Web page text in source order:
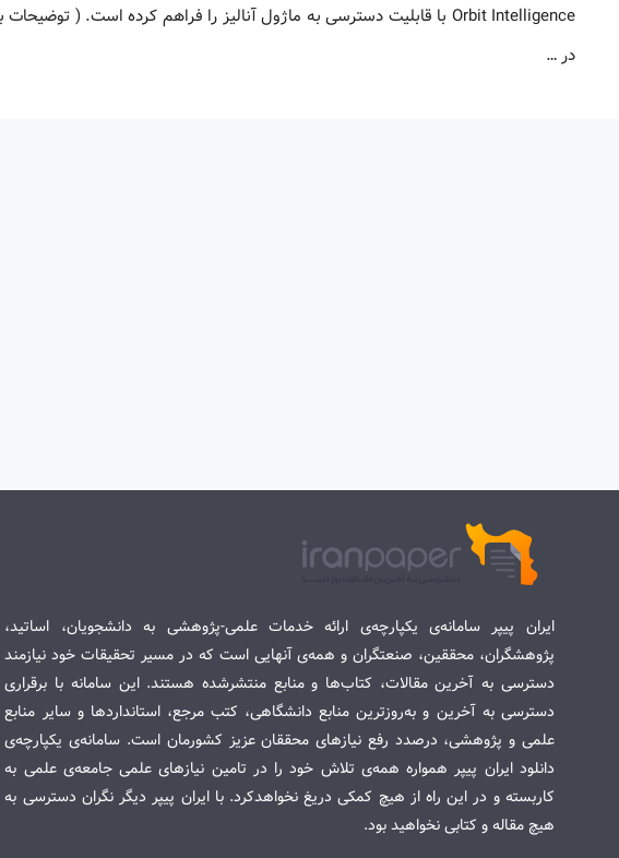
در …
ایران پیپر سامانه‌ی یکپارچه‌ی ارائه خدمات علمی-پژوهشی به دانشجویان، اساتید،
پژوهشگران، محققین، صنعتگران و همه‌ی آنهایی است که در مسیر تحقیقات خود نیازمند
دسترسی به آخرین مقالات، کتاب‌ها و منابع منتشرشده هستند. این سامانه با برقراری
دسترسی به آخرین و به‌روزترین منابع دانشگاهی، کتب مرجع، استانداردها و سایر منابع
علمی و پژوهشی، درصدد رفع نیازهای محققان عزیز کشورمان است. سامانه‌ی یکپارچه‌ی
دانلود ایران پیپر همواره همه‌ی تلاش خود را در تامین نیازهای علمی جامعه‌ی علمی به
کاربسته و در این راه از هیچ کمکی دریغ نخواهدکرد. با ایران پیپر دیگر نگران دسترسی به
هیچ مقاله و کتابی نخواهید بود.